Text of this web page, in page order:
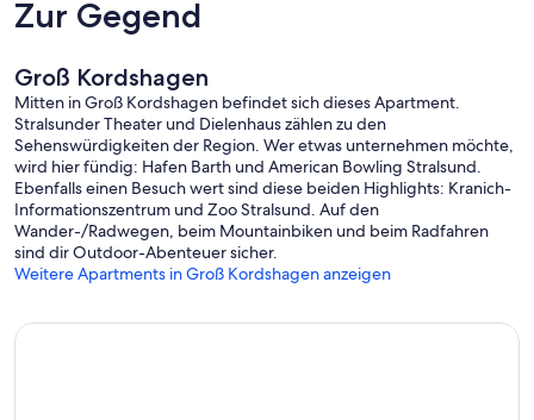
Zur Gegend
Groß Kordshagen
Mitten in Groß Kordshagen befindet sich dieses Apartment.
Stralsunder Theater und Dielenhaus zählen zu den
Sehenswürdigkeiten der Region. Wer etwas unternehmen möchte,
wird hier fündig: Hafen Barth und American Bowling Stralsund.
Ebenfalls einen Besuch wert sind diese beiden Highlights: Kranich-
Informationszentrum und Zoo Stralsund. Auf den
Wander-/Radwegen, beim Mountainbiken und beim Radfahren
sind dir Outdoor-Abenteuer sicher.
Weitere Apartments in Groß Kordshagen anzeigen